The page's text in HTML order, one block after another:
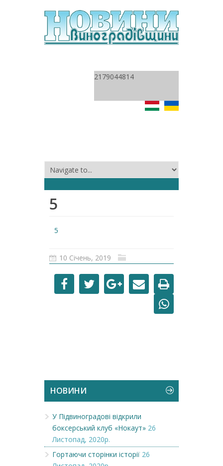
2179044814
5
5
10 Січень, 2019
НОВИНИ
У Підвиноградові відкрили
боксерський клуб «Нокаут» 26
Листопад, 2020р.
Гортаючи сторінки історії 26